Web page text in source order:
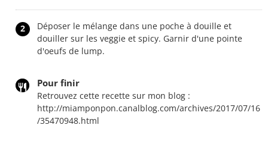
2
Déposer le mélange dans une poche à douille et
douiller sur les veggie et spicy. Garnir d'une pointe
d'oeufs de lump.
Pour finir
Retrouvez cette recette sur mon blog :
http://miamponpon.canalblog.com/archives/2017/07/16
/35470948.html